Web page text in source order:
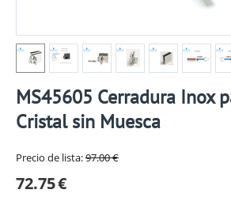
MS45605 Cerradura Inox
Cristal sin Muesca
Precio de lista:97.00€
72.75€